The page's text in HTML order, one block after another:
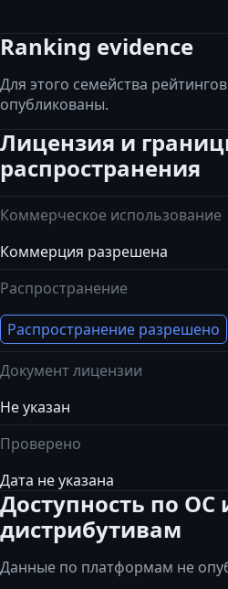
Ranking evidence
Для этого семейства
опубликованы.
Лицензия и
распространения
Коммерческое использование
Коммерция разрешена
Распространение
Распространение разрешено
Документ лицензии
Не указан
Проверено
Дата не указана
Доступность по ОС
дистрибутивам
Данные по платформам не